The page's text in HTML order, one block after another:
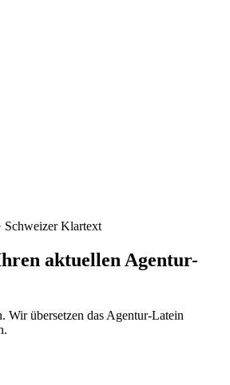
Schweizer Klartext
aktuellen Agentur-
Wir übersetzen das Agentur-Latein